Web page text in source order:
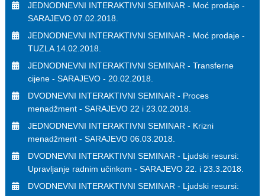
JEDNODNEVNI INTERAKTIVNI SEMINAR - Moć prodaje -
SARAJEVO 07.02.2018.
JEDNODNEVNI INTERAKTIVNI SEMINAR - Moć prodaje -
TUZLA 14.02.2018.
JEDNODNEVNI INTERAKTIVNI SEMINAR - Transferne
cijene - SARAJEVO - 20.02.2018.
DVODNEVNI INTERAKTIVNI SEMINAR - Proces
menadžment - SARAJEVO 22 i 23.02.2018.
JEDNODNEVNI INTERAKTIVNI SEMINAR - Krizni
menadžment - SARAJEVO 06.03.2018.
DVODNEVNI INTERAKTIVNI SEMINAR - Ljudski resursi:
Upravljanje radnim učinkom - SARAJEVO 22. i 23.3.2018.
DVODNEVNI INTERAKTIVNI SEMINAR - Ljudski resursi: